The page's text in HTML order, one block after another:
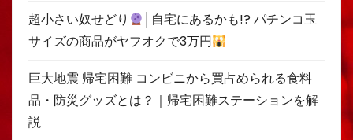
超小さい奴せどり
│自宅にあるかも!? パチンコ玉
サイズの商品がヤフオクで3万円
巨大地震 帰宅困難 コンビニから買占められる食料
品・防災グッズとは？｜帰宅困難ステーションを解
説